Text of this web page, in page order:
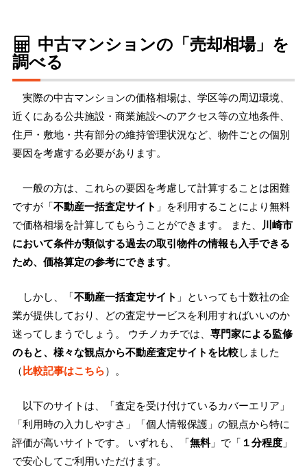
中古マンションの「売却相場」を
調べる
実際の中古マンションの価格相場は、学区等の周辺環境、
近くにある公共施設・商業施設へのアクセス等の立地条件、
住戸・敷地・共有部分の維持管理状況など、物件ごとの個別
要因を考慮する必要があります。
一般の方は、これらの要因を考慮して計算することは困難
ですが「不動産一括査定サイト 」を利用することにより無料
で価格相場を計算してもらうことができます。 また、 川崎市
において条件が類似する過去の取引物件の情報も入手できる
ため、価格算定の参考にできます。
しかし、「不動産一括査定サイト 」といっても十数社の企
業が提供しており、どの査定サービスを利用すればいいのか
迷ってしまうでしょう。 ウチノカチでは、 専門家による監修
のもと、様々な観点から不動産査定サイトを比較しました
（比較記事はこちら）。
以下のサイトは、「査定を受け付けているカバーエリア」
「利用時の入力しやすさ」「個人情報保護」の観点から特に
評価が高いサイトです。 いずれも、「無料」で「 １分程度 」
で安心してご利用いただけます。